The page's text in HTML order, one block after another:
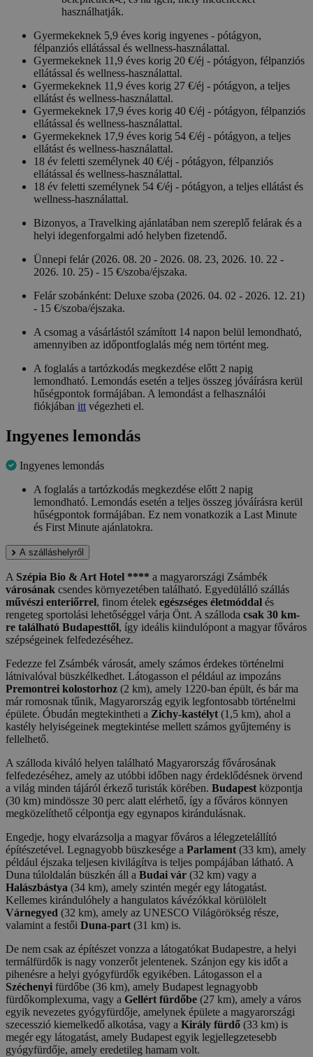
használhatják.
Gyermekeknek 5,9 éves korig ingyenes - pótágyon,
félpanziós ellátással és wellness-használattal.
Gyermekeknek 11,9 éves korig 20 €/éj - pótágyon, félpanziós
ellátással és wellness-használattal.
Gyermekeknek 11,9 éves korig 27 €/éj - pótágyon, a teljes
ellátást és wellness-használattal.
Gyermekeknek 17,9 éves korig 40 €/éj - pótágyon, félpanziós
ellátással és wellness-használattal.
Gyermekeknek 17,9 éves korig 54 €/éj - pótágyon, a teljes
ellátást és wellness-használattal.
18 év feletti személynek 40 €/éj - pótágyon, félpanziós
ellátással és wellness-használattal.
18 év feletti személynek 54 €/éj - pótágyon, a teljes ellátást és
wellness-használattal.
Bizonyos, a Travelking ajánlatában nem szereplő felárak és a
helyi idegenforgalmi adó helyben fizetendő.
Ünnepi felár (2026. 08. 20 - 2026. 08. 23, 2026. 10. 22 -
2026. 10. 25) - 15 €/szoba/éjszaka.
Felár szobánként: Deluxe szoba (2026. 04. 02 - 2026. 12. 21)
- 15 €/szoba/éjszaka.
A csomag a vásárlástól számított 14 napon belül lemondható,
amennyiben az időpontfoglalás még nem történt meg.
A foglalás a tartózkodás megkezdése előtt 2 napig
lemondható. Lemondás esetén a teljes összeg jóváírásra kerül
hűségpontok formájában. A lemondást a felhasználói
fiókjában ittvégezheti el.
Ingyenes lemondás
Ingyenes lemondás
A foglalás a tartózkodás megkezdése előtt 2 napig
lemondható. Lemondás esetén a teljes összeg jóváírásra kerül
hűségpontok formájában. Ez nem vonatkozik a Last Minute
és First Minute ajánlatokra.
A szálláshelyről
A Szépia Bio & Art Hotel **** a magyarországi Zsámbék
városának csendes környezetében található. Egyedülálló szállás
művészi enteriőrrel, finom ételek egészséges életmóddal és
rengeteg sportolási lehetőséggel várja Önt. A szálloda csak 30 km-
re található Budapesttől, így ideális kiindulópont a magyar főváros
szépségeinek felfedezéséhez.
Fedezze fel Zsámbék városát, amely számos érdekes történelmi
látnivalóval büszkélkedhet. Látogasson el például az impozáns
Premontrei kolostorhoz (2 km), amely 1220-ban épült, és bár ma
már romosnak tűnik, Magyarország egyik legfontosabb történelmi
épülete. Óbudán megtekintheti a Zichy-kastélyt (1,5 km), ahol a
kastély helyiségeinek megtekintése mellett számos gyűjtemény is
fellelhető.
A szálloda kiváló helyen található Magyarország fővárosának
felfedezéséhez, amely az utóbbi időben nagy érdeklődésnek örvend
a világ minden tájáról érkező turisták körében. Budapest központja
(30 km) mindössze 30 perc alatt elérhető, így a főváros könnyen
megközelíthető célpontja egy egynapos kirándulásnak.
Engedje, hogy elvarázsolja a magyar főváros a lélegzetelállító
építészetével. Legnagyobb büszkesége a Parlament (33 km), amely
például éjszaka teljesen kivilágítva is teljes pompájában látható. A
Duna túloldalán büszkén áll a Budai vár (32 km) vagy a
Halászbástya (34 km), amely szintén megér egy látogatást.
Kellemes kirándulóhely a hangulatos kávézókkal körülölelt
Várnegyed (32 km), amely az UNESCO Világörökség része,
valamint a festői Duna-part (31 km) is.
De nem csak az építészet vonzza a látogatókat Budapestre, a helyi
termálfürdők is nagy vonzerőt jelentenek. Szánjon egy kis időt a
pihenésre a helyi gyógyfürdők egyikében. Látogasson el a
Széchenyi fürdőbe (36 km), amely Budapest legnagyobb
fürdőkomplexuma, vagy a Gellért fürdőbe (27 km), amely a város
egyik nevezetes gyógyfürdője, amelynek épülete a magyarországi
szecesszió kiemelkedő alkotása, vagy a Király fürdő (33 km) is
megér egy látogatást, amely Budapest egyik legjellegzetesebb
gyógyfürdője, amely eredetileg hamam volt.